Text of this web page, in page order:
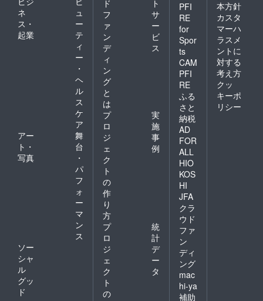
い。
https://
andste
ady.co
m/prim
arystep
/2013/0
4/1130.
html 〇
場所 東
京都中
央区日
キング
のため
に必要
な準備
カー
ウォー
キング
・パン
プス
ウォー
スカウ
ンセリ
ング ・
ティン
グパン
プスの
方法 ・
ラップ
の効能
・デザ
ネ
ス・
起業
ュ
ー
テ
ィ
ー
・
ヘ
ル
ス
ケ
ア
アー
ト・
写真
舞
台
・
パ
フ
ォ
ー
マ
ン
ス
ソー
シャ
ル
グッ
ド
ド
フ
ァ
ン
デ
ィ
ン
グ
と
は
ト
サ
ー
ビ
ス
プ
ロ
ジ
ェ
ク
ト
の
作
り
方
実
施
事
例
プ
ロ
ジ
ェ
ク
ト
の
統
計
デ
ー
タ
PFI
RE
for
Spor
ts
CAM
PFI
RE
ふる
さと
納税
AD
FOR
ALL
HIO
KOS
HI
JFA
クラ
ウド
ファ
ン
ディ
ング
mac
hi-ya
補助
本方針
カスタ
マーハ
ラスメ
ントに
対する
考え方
クッ
キーポ
リシー